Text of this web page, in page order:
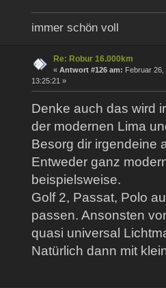
immer schön voll
Re: Robur 16.000km
« Antwort #126 am: Februar 26,
13:25:21 »
Denke auch das wird
der modernen Lima
Besorg dir irgendeine
Entweder ganz
beispielsweise.
Golf 2, Passat, Polo
passen. Ansonsten
quasi universal
Natürlich dann mit